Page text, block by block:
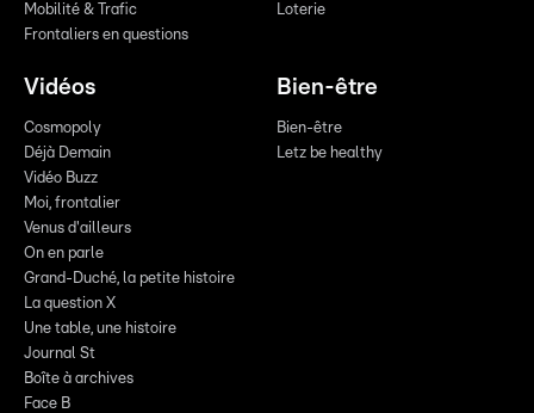
Mobilité & Trafic
Frontaliers en questions
Loterie
Vidéos
Cosmopoly
Déjà Demain
Vidéo Buzz
Moi, frontalier
Venus d'ailleurs
On en parle
Grand-Duché, la petite histoire
La question X
Une table, une histoire
Journal St
Boîte à archives
Face B
Bien-être
Bien-être
Letz be healthy